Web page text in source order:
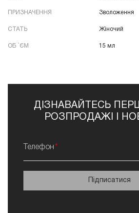
ПРИЗНАЧЕННЯ Зволоження
СТАТЬ Жіночий
ОБ `ЄМ 15 мл
ДІЗНАВАЙТЕСЬ
РОЗПРОДАЖІ І
Телефон
Підписатися